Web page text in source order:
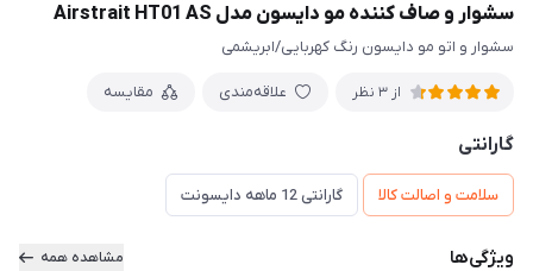
سشوار و صاف کننده مو دایسون مدل Airstrait HT01 AS
سشوار و اتو مو دایسون رنگ کهربایی/ابریشمی
از 3 نظر علاقه‌مندی مقایسه
گارانتی
سلامت و اصالت کالا گارانتی 12 ماهه دایسونت
ویژگی‌ها مشاهده همه